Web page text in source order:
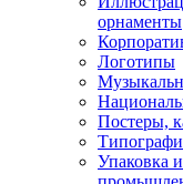
орнаменты
Логотипы
Постеры,
Упаковка